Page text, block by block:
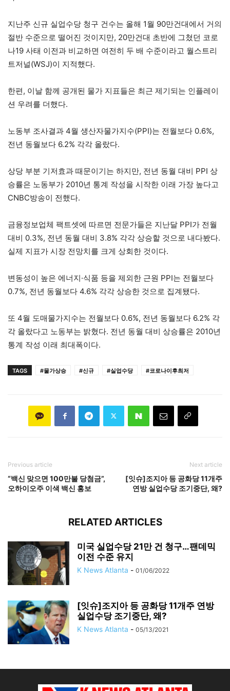
지난주 신규 실업수당 청구 건수는 올해 1월 90만건대에서 거의
절반 수준으로 떨어진 것이지만, 20만건대 초반에 그쳤던 코로
나19 사태 이전과 비교하면 여전히 두 배 수준이라고 월스트리
트저널(WSJ)이 지적했다.
한편, 이날 함께 공개된 물가 지표들은 최근 제기되는 인플레이
션 우려를 더했다.
노동부 조사결과 4월 생산자물가지수(PPI)는 전월보다 0.6%,
전년 동월보다 6.2% 각각 올랐다.
상당 부분 기저효과 때문이기는 하지만, 전년 동월 대비 PPI 상
승률은 노동부가 2010년 통계 작성을 시작한 이래 가장 높다고
CNBC방송이 전했다.
금융정보업체 팩트셋에 따르면 전문가들은 지난달 PPI가 전월
대비 0.3%, 전년 동월 대비 3.8% 각각 상승할 것으로 내다봤다.
실제 지표가 시장 전망치를 크게 상회한 것이다.
변동성이 높은 에너지·식품 등을 제외한 근원 PPI는 전월보다
0.7%, 전년 동월보다 4.6% 각각 상승한 것으로 집계됐다.
또 4월 도매물가지수는 전월보다 0.6%, 전년 동월보다 6.2% 각
각 올랐다고 노동부는 밝혔다. 전년 동월 대비 상승률은 2010년
통계 작성 이래 최대폭이다.
TAGS #물가상승 #신규 #실업수당 #코로나이후최저
Previous article
“백신 맞으면 100만불 당첨금”,
오하이오주 이색 백신 홍보
Next article
[잇슈]조지아 등 공화당 11개주
연방 실업수당 조기중단, 왜?
RELATED ARTICLES
미국 실업수당 21만 건 청구…팬데믹
이전 수준 유지
K News Atlanta - 01/06/2022
[잇슈]조지아 등 공화당 11개주 연방
실업수당 조기중단, 왜?
K News Atlanta - 05/13/2021